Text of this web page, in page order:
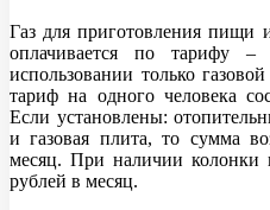
Газ для приготовления пищи
оплачивается по
использовании только
тариф на одного человека
Если установлены:
и газовая плита, то сумма
месяц. При наличии
рублей в месяц.